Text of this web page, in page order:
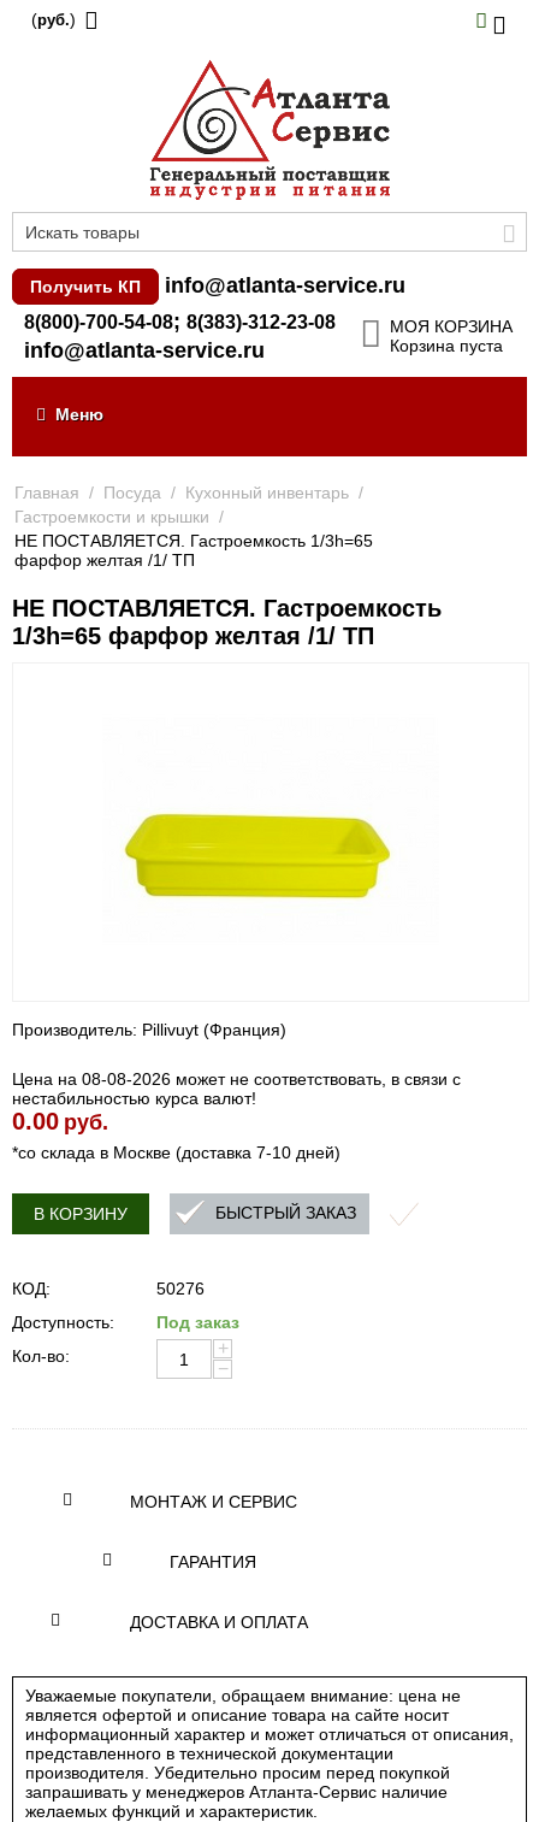
(руб.)
Получить КП info@atlanta-service.ru
8(800)-700-54-08; 8(383)-312-23-08
info@atlanta-service.ru
МОЯ КОРЗИНА
Корзина пуста
Меню
Главная / Посуда / Кухонный инвентарь /
Гастроемкости и крышки /
НЕ ПОСТАВЛЯЕТСЯ. Гастроемкость 1/3h=65
фарфор желтая /1/ ТП
НЕ ПОСТАВЛЯЕТСЯ. Гастроемкость
1/3h=65 фарфор желтая /1/ ТП
Производитель: Pillivuyt (Франция)
Цена на 08-08-2026 может не соответствовать, в связи с
нестабильностью курса валют!
0.00 руб.
*со склада в Москве (доставка 7-10 дней)
В КОРЗИНУ БЫСТРЫЙ ЗАКАЗ
КОД:
50276
Доступность:
Под заказ
Кол-во:
+
−
МОНТАЖ И СЕРВИС
ГАРАНТИЯ
ДОСТАВКА И ОПЛАТА
Уважаемые покупатели, обращаем внимание: цена не
является офертой и описание товара на сайте носит
информационный характер и может отличаться от описания,
представленного в технической документации
производителя. Убедительно просим перед покупкой
запрашивать у менеджеров Атланта-Сервис наличие
желаемых функций и характеристик.